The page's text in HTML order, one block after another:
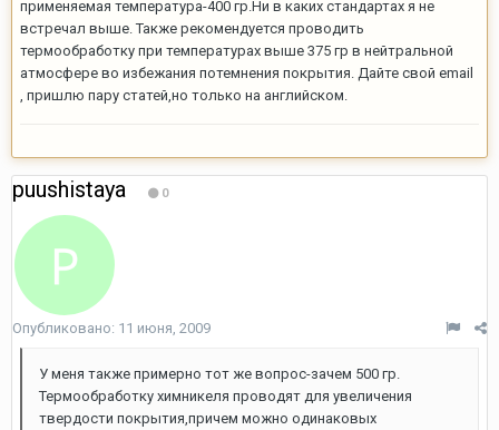
применяемая температура-400 гр.Ни в каких стандартах я не
встречал выше. Также рекомендуется проводить
термообработку при температурах выше 375 гр в нейтральной
атмосфере во избежания потемнения покрытия. Дайте свой email
, пришлю пару статей,но только на английском.
puushistaya 0
Опубликовано: 11 июня, 2009
У меня также примерно тот же вопрос-зачем 500 гр.
Термообработку химникеля проводят для увеличения
твердости покрытия,причем можно одинаковых